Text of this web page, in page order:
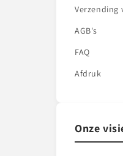
Verzending
AGB's
FAQ
Afdruk
Onze